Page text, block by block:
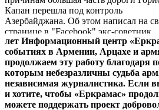
Капан перешла под контроль
Азербайджана. Об этом написал на
странице в "Facebook" экс-советник
президента Карабаха, глава
центра "Энакет" Тигран Абрамян.
лет Информационный центр
событиях в Армении, Арцахе и
продолжаем эту работу благодаря
которым небезразличны судьба
независимая журналистика. Если
и хотите, чтобы «Еркрамас»
можете поддержать проект